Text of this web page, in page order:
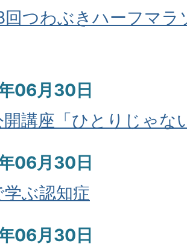
回つわぶきハーフマ
06月30日
開講座「ひとりじゃな
06月30日
学ぶ認知症
06月30日